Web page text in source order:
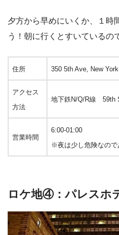
夕方から早めにいくか、１時
う！朝に行くとすいているの
住所 350 5th Ave, New
アクセス
方法
地下鉄N/Q/R線 59th
営業時間
6:00-01:00
※夜は少し危険なので
ロケ地④：パレスホ